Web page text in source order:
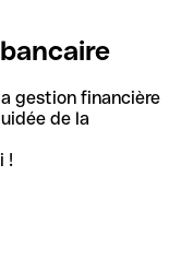
gestion financière
de la
!